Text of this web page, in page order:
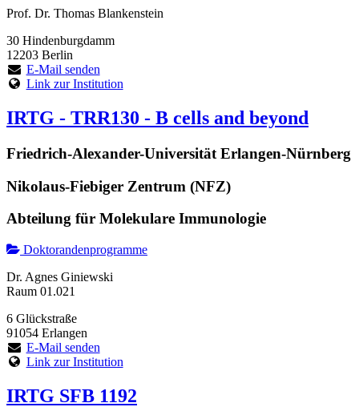
Prof. Dr. Thomas Blankenstein
30 Hindenburgdamm
12203 Berlin
E-Mail senden
Link zur Institution
IRTG - TRR130 - B cells and beyond
Friedrich-Alexander-Universität Erlangen-Nürnberg
Nikolaus-Fiebiger Zentrum (NFZ)
Abteilung für Molekulare Immunologie
Doktorandenprogramme
Dr. Agnes Giniewski
Raum 01.021
6 Glückstraße
91054 Erlangen
E-Mail senden
Link zur Institution
IRTG SFB 1192